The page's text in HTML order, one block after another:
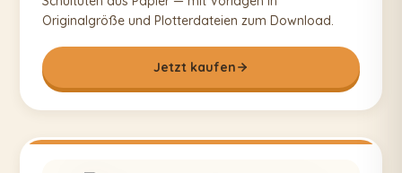
Originalgröße und Plotterdateien zum Download.
Jetzt kaufen